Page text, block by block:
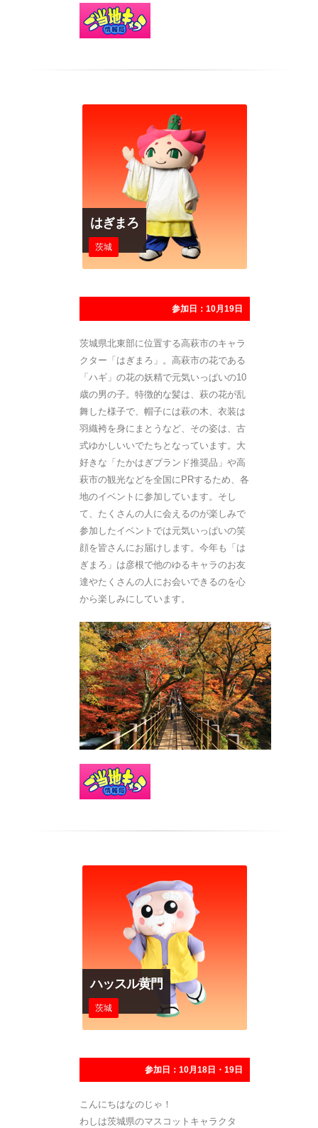
はぎまろ
茨城
参加日：10月19日
茨城県北東部に位置する高萩市のキャラ
クター「はぎまろ」。高萩市の花である
「ハギ」の花の妖精で元気いっぱいの10
歳の男の子。特徴的な髪は、萩の花が乱
舞した様子で、帽子には萩の木、衣装は
羽織袴を身にまとうなど、その姿は、古
式ゆかしいいでたちとなっています。大
好きな「たかはぎブランド推奨品」や高
萩市の観光などを全国にPRするため、各
地のイベントに参加しています。そし
て、たくさんの人に会えるのが楽しみで
参加したイベントでは元気いっぱいの笑
顔を皆さんにお届けします。今年も「は
ぎまろ」は彦根で他のゆるキャラのお友
達やたくさんの人にお会いできるのを心
から楽しみにしています。
ハッスル黄門
茨城
参加日：10月18日・19日
こんにちはなのじゃ！
わしは茨城県のマスコットキャラクタ